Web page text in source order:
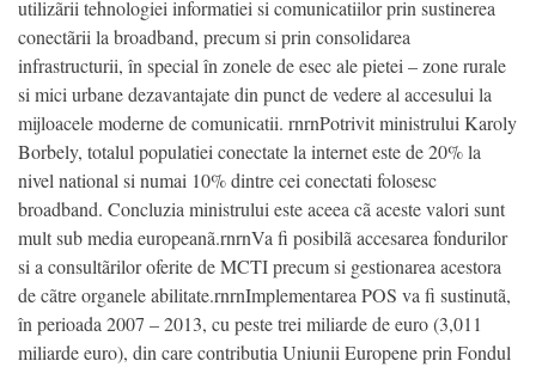
utilizãrii tehnologiei informatiei si comunicatiilor prin sustinerea
conectãrii la broadband, precum si prin consolidarea
infrastructurii, în special în zonele de esec ale pietei – zone rurale
si mici urbane dezavantajate din punct de vedere al accesului la
mijloacele moderne de comunicatii. rnrnPotrivit ministrului Karoly
Borbely, totalul populatiei conectate la internet este de 20% la
nivel national si numai 10% dintre cei conectati folosesc
broadband. Concluzia ministrului este aceea cã aceste valori sunt
mult sub media europeanã.rnrnVa fi posibilã accesarea fondurilor
si a consultãrilor oferite de MCTI precum si gestionarea acestora
de cãtre organele abilitate.rnrnImplementarea POS va fi sustinutã,
în perioada 2007 – 2013, cu peste trei miliarde de euro (3,011
miliarde euro), din care contributia Uniunii Europene prin Fondul